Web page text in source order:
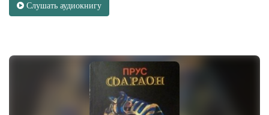
Слушать аудиокнигу